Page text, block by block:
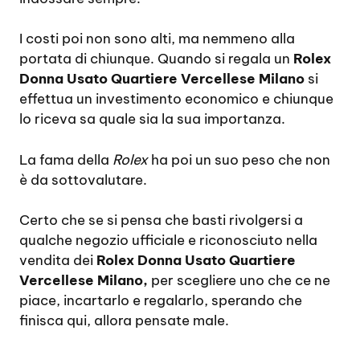
I costi poi non sono alti, ma nemmeno alla
portata di chiunque. Quando si regala un Rolex
Donna Usato Quartiere Vercellese Milano si
effettua un investimento economico e chiunque
lo riceva sa quale sia la sua importanza.
La fama della Rolexha poi un suo peso che non
è da sottovalutare.
Certo che se si pensa che basti rivolgersi a
qualche negozio ufficiale e riconosciuto nella
vendita dei Rolex Donna Usato Quartiere
Vercellese Milano, per scegliere uno che ce ne
piace, incartarlo e regalarlo, sperando che
finisca qui, allora pensate male.